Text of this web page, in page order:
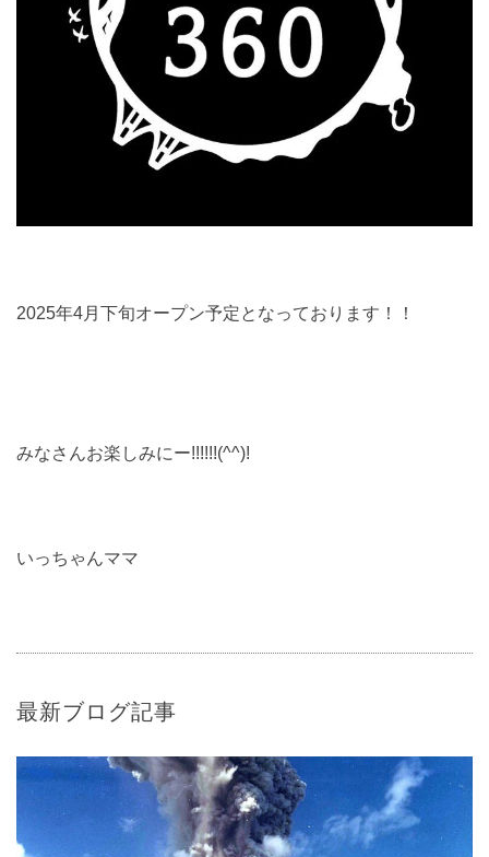
2025年4月下旬オープン予定となっております！！
みなさんお楽しみにー!!!!!!(^^)!
いっちゃんママ
最新ブログ記事